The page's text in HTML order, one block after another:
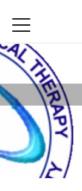
首頁
最新消息
系所簡介
師資團隊
課程資訊